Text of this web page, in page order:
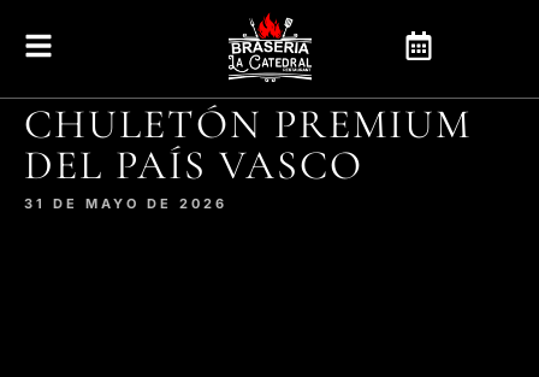
CHULETÓN PREMIUM
DEL PAÍS VASCO
31 DE MAYO DE 2026